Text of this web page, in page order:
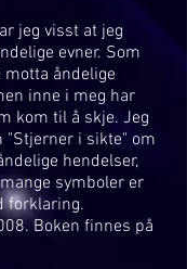
jeg visst at jeg
evner. Som
motta åndelige
inne i meg har
kom til å skje. Jeg
"Stjerner i sikte" om
hendelser,
symboler er
forklaring.
Boken finnes på